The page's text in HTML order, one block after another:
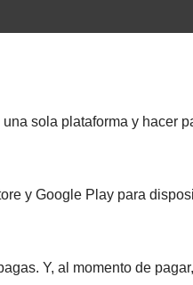
sola plataforma y hacer
y Google Play para
Y, al momento de